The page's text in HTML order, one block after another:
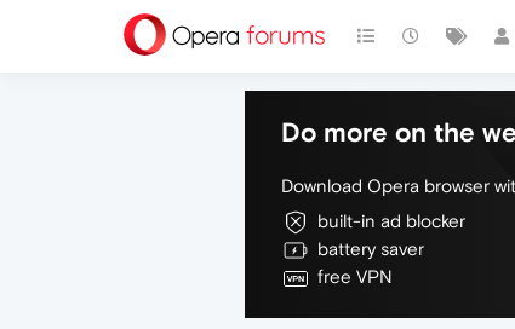
Do more on the
Download Opera browser
built-in ad blocker
battery saver
free VPN